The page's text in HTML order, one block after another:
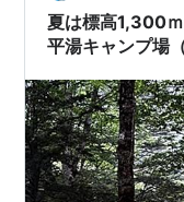
ンプ場【アクセス
ーション】 …
夏は標高1,300
平湯キャンプ場